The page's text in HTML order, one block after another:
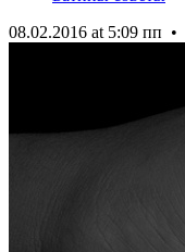
08.02.2016 at 5:09 пп •